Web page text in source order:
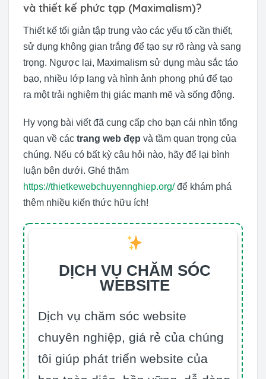
và thiết kế phức tạp (Maximalism)?
Thiết kế tối giản tập trung vào các yếu tố cần thiết,
sử dụng không gian trắng để tạo sự rõ ràng và sang
trọng. Ngược lại, Maximalism sử dụng màu sắc táo
bạo, nhiều lớp lang và hình ảnh phong phú để tạo
ra một trải nghiệm thị giác mạnh mẽ và sống động.
Hy vọng bài viết đã cung cấp cho bạn cái nhìn tổng
quan về các trang web đẹp và tầm quan trọng của
chúng. Nếu có bất kỳ câu hỏi nào, hãy để lại bình
luận bên dưới. Ghé thăm
https://thietkewebchuyennghiep.org/để khám phá
thêm nhiều kiến thức hữu ích!
DỊCH VỤ CHĂM SÓC
WEBSITE
Dịch vụ chăm sóc website
chuyên nghiệp, giá rẻ của chúng
tôi giúp phát triển website của